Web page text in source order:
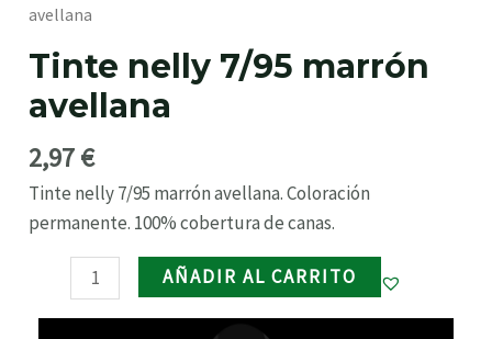
avellana
Tinte nelly 7/95 marrón
avellana
2,97€
Tinte nelly 7/95 marrón avellana. Coloración
permanente. 100% cobertura de canas.
7/95
avellana
cantidad
AÑADIR AL CARRITO